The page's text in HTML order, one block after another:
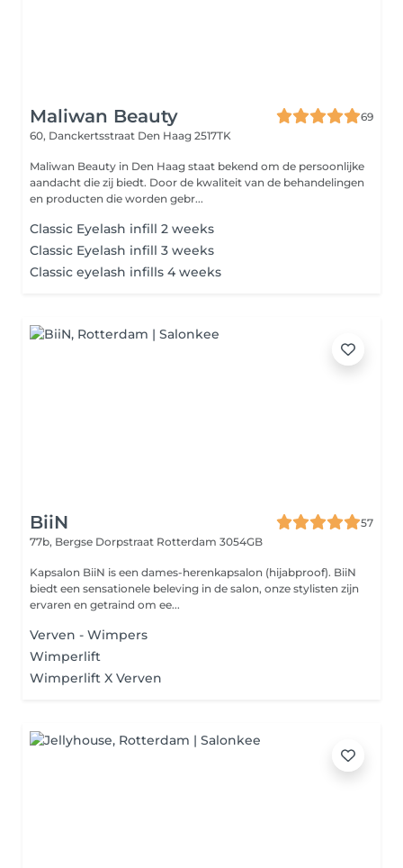
Maliwan Beauty
69
60, Danckertsstraat Den Haag 2517TK
Maliwan Beauty in Den Haag staat bekend om de persoonlijke
aandacht die zij biedt. Door de kwaliteit van de behandelingen
en producten die worden gebr...
Classic Eyelash infill 2 weeks
Classic Eyelash infill 3 weeks
Classic eyelash infills 4 weeks
BiiN
57
77b, Bergse Dorpstraat Rotterdam 3054GB
Kapsalon BiiN is een dames-herenkapsalon (hijabproof). BiiN
biedt een sensationele beleving in de salon, onze stylisten zijn
ervaren en getraind om ee...
Verven - Wimpers
Wimperlift
Wimperlift X Verven